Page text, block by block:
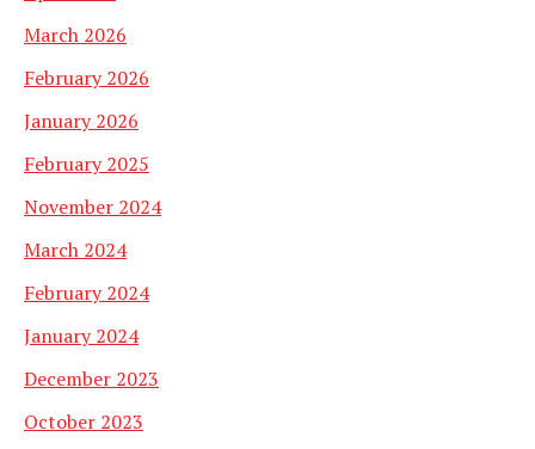
March 2026
February 2026
January 2026
February 2025
November 2024
March 2024
February 2024
January 2024
December 2023
October 2023